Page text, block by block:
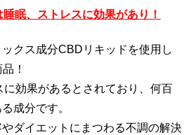
眠、ストレスに効果があり！
クス成分CBDリキッドを使用し
！
効果があるとされており、何百
成分です。
ダイエットにまつわる不調の解決